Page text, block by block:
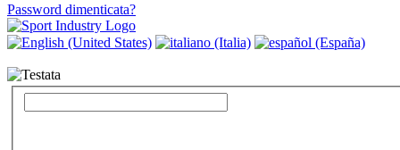
Password dimenticata?